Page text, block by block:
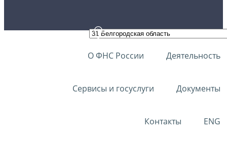
О ФНС России Деятельность
Сервисы и госуслуги Документы
Контакты ENG